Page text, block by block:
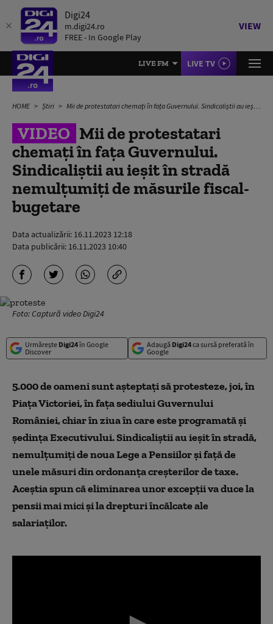
Digi24
m.digi24.ro
FREE - In Google Play
VIEW
LIVE FM LIVE TV
HOME Știri Mii de protestatari chemați în fața Guvernului. Sindicaliștii au ieșit în stradă nemulțumiți de măsurile fiscal-bugetare
VIDEO Mii de protestatari
chemați în fața Guvernului.
Sindicaliștii au ieșit în stradă
nemulțumiți de măsurile fiscal-
bugetare
Data actualizării: 16.11.2023 12:18
Data publicării: 16.11.2023 10:40
Foto: Captură video Digi24
Urmărește Digi24în Google
Discover
Adaugă Digi24ca sursă preferată în
Google
5.000 de oameni sunt așteptați să protesteze, joi, în
Piața Victoriei, în fața sediului Guvernului
României, chiar în ziua în care este programată și
ședința Executivului. Sindicaliștii au ieșit în stradă,
nemulțumiți de noua Lege a Pensiilor și față de
unele măsuri din ordonanța creșterilor de taxe.
Aceștia spun că eliminarea unor excepții va duce la
pensii mai mici și la drepturi încălcate ale
salariaților.